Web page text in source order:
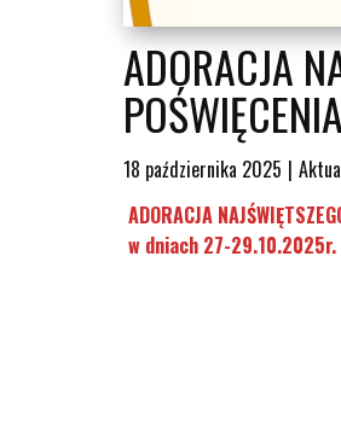
ADORACJA
18 października 2025
ADORACJA
w dniach 27-29.10.2025r.